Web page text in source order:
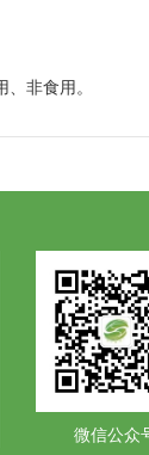
非食用。
微信公众